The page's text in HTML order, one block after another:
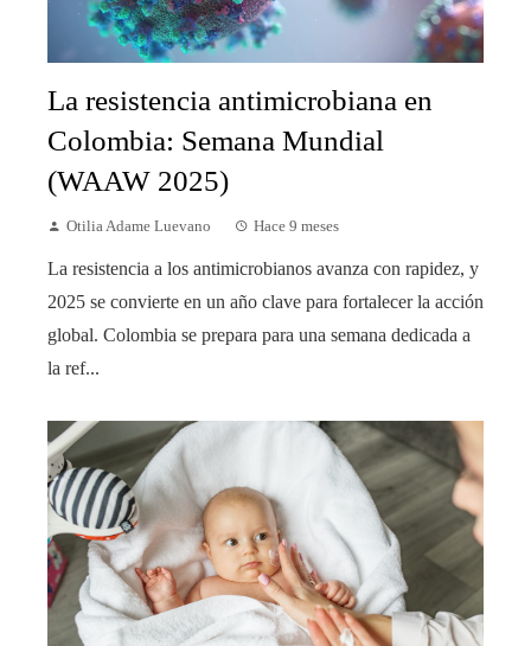
La resistencia antimicrobiana en
Colombia: Semana Mundial
(WAAW 2025)
Otilia Adame Luevano Hace 9 meses
La resistencia a los antimicrobianos avanza con rapidez, y
2025 se convierte en un año clave para fortalecer la acción
global. Colombia se prepara para una semana dedicada a
la ref...